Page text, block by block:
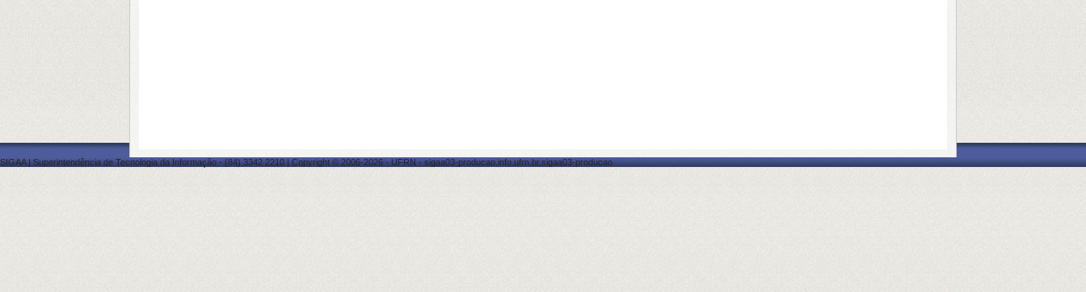
SIGAA | Superintendência de Tecnologia da Informação - (84) 3342 2210 | Copyright © 2006-2026 - UFRN - sigaa03-producao.info.ufrn.br.sigaa03-producao